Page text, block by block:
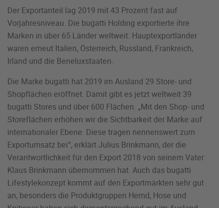
Der Exportanteil lag 2019 mit 43 Prozent fast auf
Vorjahresniveau. Die bugatti Holding exportierte ihre
Marken in über 65 Länder weltweit. Hauptexportländer
waren erneut Italien, Österreich, Russland, Frankreich,
Irland und die Beneluxstaaten.
Die Marke bugatti hat 2019 im Ausland 29 Store- und
Shopflächen eröffnet. Damit gibt es jetzt weltweit 39
bugatti Stores und über 600 Flächen. „Mit den Shop- und
Storeflächen erhöhen wir die Sichtbarkeit der Marke auf
internationaler Ebene. Diese tragen nennenswert zum
Exportumsatz bei“, erklärt Julius Brinkmann, der die
Verantwortlichkeit für den Export 2018 von seinem Vater
Klaus Brinkmann übernommen hat. Auch das bugatti
Lifestylekonzept kommt auf den Exportmärkten sehr gut
an, besonders die Produktgruppen Hemd, Hose und